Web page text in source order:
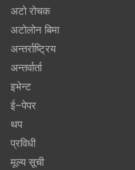
अटो रोचक
अटोलोन बिमा
अन्तर्राष्ट्रिय
अन्तर्वार्ता
इभेन्ट
ई–पेपर
थप
प्रविधी
मूल्य सूची